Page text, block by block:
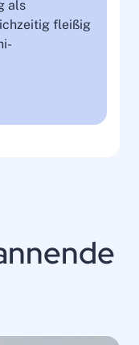
als
fleißig